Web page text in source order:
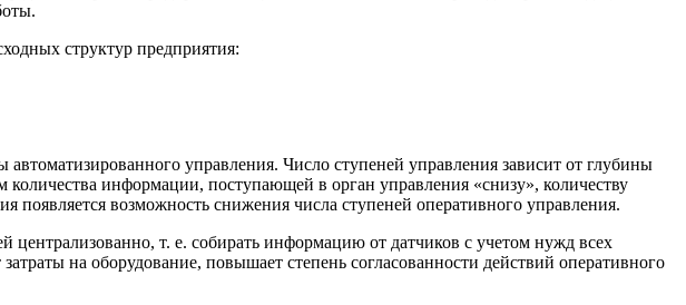
структур предприятия:
управления. Число ступеней управления зависит от глубины
информации, посту­пающей в орган управления «снизу», коли­честву
воз­можность снижения числа ступеней опера­тивного управления.
т. е. собирать информацию от датчиков с учетом нужд всех
на оборудование, повышает степень согласованности действий оперативного